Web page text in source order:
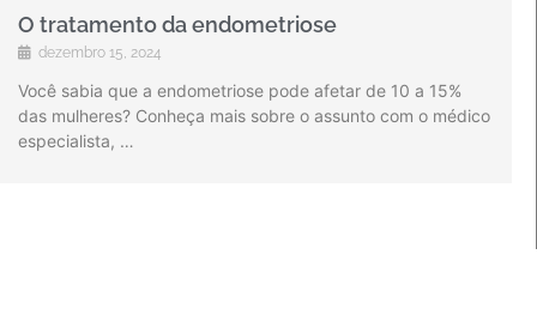
O tratamento da endometriose
dezembro 15, 2024
Você sabia que a endometriose pode afetar de 10 a 15%
das mulheres? Conheça mais sobre o assunto com o médico
especialista, …